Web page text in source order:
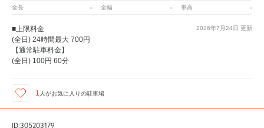
全長 - 全幅 - 車高 -
2026年7月24日 更新
■上限料金
(全日) 24時間最大 700円
【通常駐車料金】
(全日) 100円 60分
1 人がお気に入りの駐車場
ID:305203179